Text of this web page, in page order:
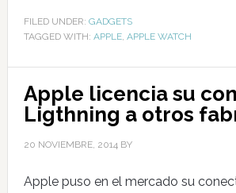
FILED UNDER: GADGETS
TAGGED WITH: APPLE, APPLE WATCH
Apple licencia su
Ligthning a otros
20 NOVIEMBRE, 2014BY
Apple puso en el mercado su